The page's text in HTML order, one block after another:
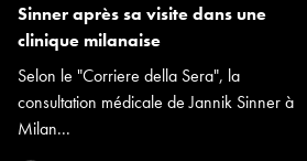
Sinner après sa visite dans une
clinique milanaise
Selon le "Corriere della Sera", la
consultation médicale de Jannik Sinner à
Milan...